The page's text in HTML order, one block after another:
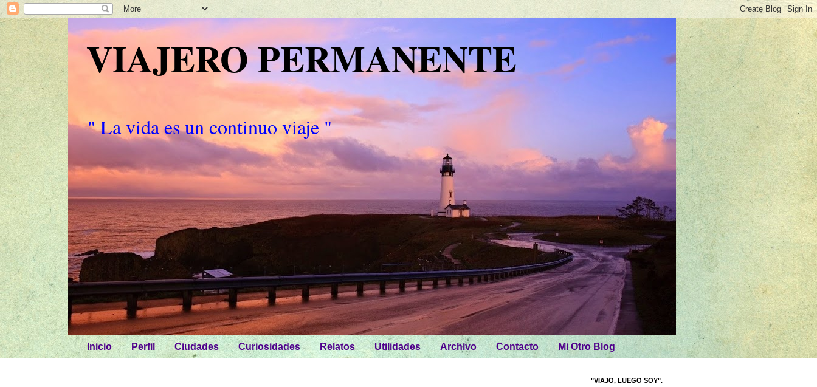
VIAJERO PERMANENTE
" La vida es un continuo viaje "
Inicio Perfil Ciudades Curiosidades Relatos Utilidades Archivo Contacto Mi Otro Blog
"VIAJO, LUEGO SOY".